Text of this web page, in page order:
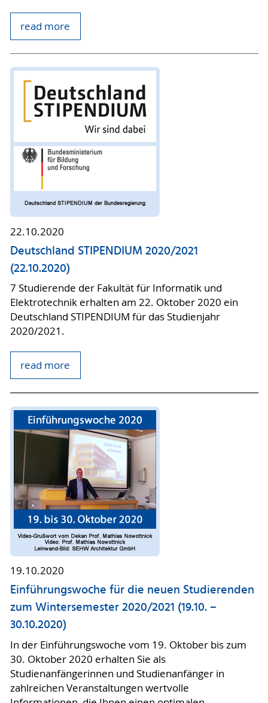
read more
22.10.2020
Deutschland STIPENDIUM 2020/2021
(22.10.2020)
7 Studierende der Fakultät für Informatik und
Elektrotechnik erhalten am 22. Oktober 2020 ein
Deutschland STIPENDIUM für das Studienjahr
2020/2021.
read more
19.10.2020
Einführungswoche für die neuen Studierenden
zum Wintersemester 2020/2021 (19.10. –
30.10.2020)
In der Einführungswoche vom 19. Oktober bis zum
30. Oktober 2020 erhalten Sie als
Studienanfängerinnen und Studienanfänger in
zahlreichen Veranstaltungen wertvolle